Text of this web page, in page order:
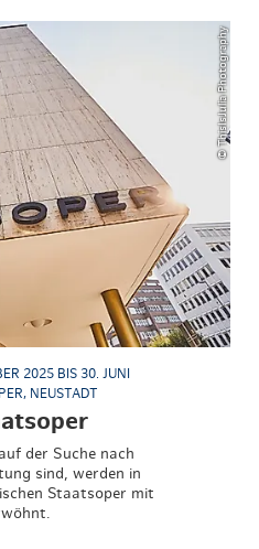
© ThisIsJulia Photography
2025 BIS 30. JUNI
NEUSTADT
der Suche nach
sind, werden in
Staatsoper mit